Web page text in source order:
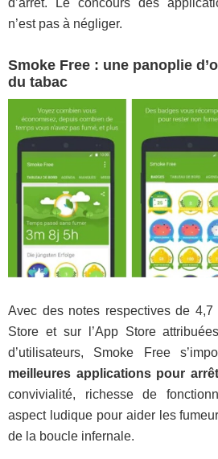
d’arrêt. Le concours des
n’est pas à négliger.
Smoke Free : une panoplie
du tabac
Avec des notes respectives de
Store et sur l’App Store
d’utilisateurs, Smoke Free
meilleures applications pour
convivialité, richesse de
aspect ludique pour aider les
de la boucle infernale.